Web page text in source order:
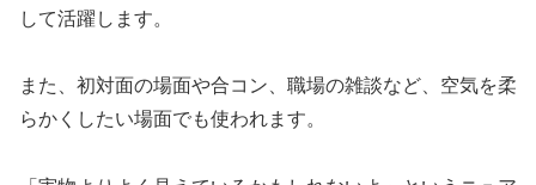
して活躍します。
また、初対面の場面や合コン、職場の雑談など、空気を柔
らかくしたい場面でも使われます。